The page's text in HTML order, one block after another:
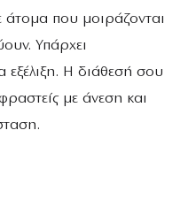
άτομα που μοιράζονται
Υπάρχει
εξέλιξη. Η διάθεσή σου
με άνεση και